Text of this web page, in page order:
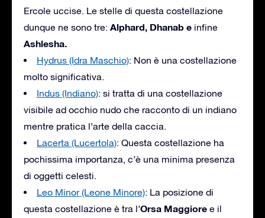
Ercole uccise. Le stelle di questa costellazione
dunque ne sono tre: Alphard, Dhanab e infine
Ashlesha.
Hydrus (Idra Maschio): Non è una costellazione
molto significativa.
Indus (Indiano): si tratta di una costellazione
visibile ad occhio nudo che racconto di un indiano
mentre pratica l’arte della caccia.
Lacerta (Lucertola): Questa costellazione ha
pochissima importanza, c’è una minima presenza
di oggetti celesti.
Leo Minor (Leone Minore): La posizione di
questa costellazione è tra l’Orsa Maggiore e il